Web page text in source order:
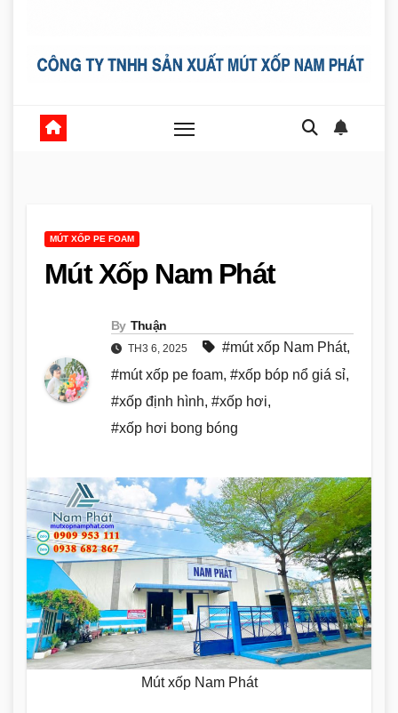
MÚT XỐP PE FOAM
Mút Xốp Nam Phát
By Thuận
TH3 6, 2025 #mút xốp Nam Phát,
#mút xốp pe foam, #xốp bóp nổ giá sỉ,
#xốp định hình, #xốp hơi,
#xốp hơi bong bóng
Mút xốp Nam Phát